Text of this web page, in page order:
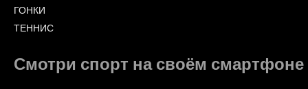
ГОНКИ
ТЕННИС
Смотри спорт на своём смартфоне